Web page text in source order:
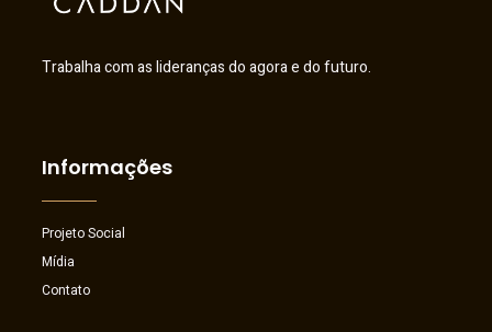
Trabalha com as lideranças do agora e do futuro.
Informações
Projeto Social
Mídia
Contato